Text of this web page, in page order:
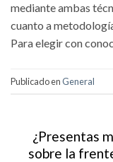
mediante ambas
cuanto a
Para elegir con
Publicado enGeneral
¿Presentas
sobre la